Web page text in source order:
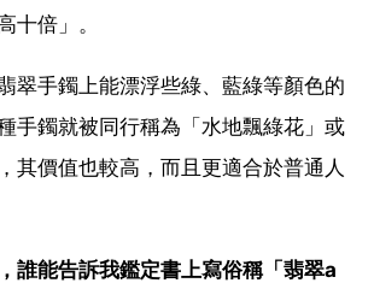
十倍」。
翠手鐲上能漂浮些綠、藍綠等顏色的
手鐲就被同行稱為「水地飄綠花」或
其價值也較高，而且更適合於普通人
誰能告訴我鑑定書上寫俗稱「翡翠a